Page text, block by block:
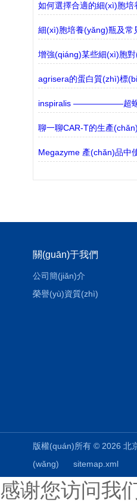
如何選擇合適的細(xì)胞培養
inspiralis ——————超螺
聊一聊CAR-T的生產
關(guān)于我們
公司簡(jiǎn)介
榮譽(yù)資質(zhì)
版權(quán)所有 © 2026
(wǎng)
sitemap.xml
感谢您访问我